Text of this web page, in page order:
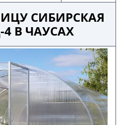
СИБИРСКАЯ
В ЧАУСАХ